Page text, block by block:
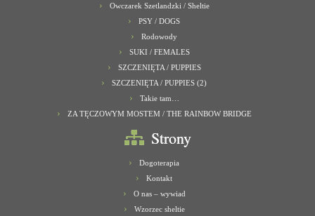
Owczarek Szetlandzki / Sheltie
PSY / DOGS
Rodowody
SUKI / FEMALES
SZCZENIĘTA / PUPPIES
SZCZENIĘTA / PUPPIES (2)
Takie tam…
ZA TĘCZOWYM MOSTEM / THE RAINBOW BRIDGE
Strony
Dogoterapia
Kontakt
O nas – wywiad
Wzorzec sheltie